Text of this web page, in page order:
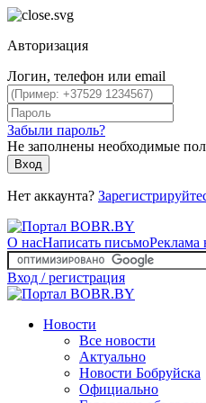
Авторизация
Логин, телефон или email
Забыли пароль?
Не заполнены необходимые
Вход
Нет аккаунта?
О насНаписать письмоРеклама
Вход / регистрация
Новости
Все новости
Актуально
Новости Бобруйска
Официально